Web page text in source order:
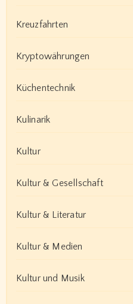
Kreuzfahrten
Kryptowährungen
Küchentechnik
Kulinarik
Kultur
Kultur & Gesellschaft
Kultur & Literatur
Kultur & Medien
Kultur und Musik